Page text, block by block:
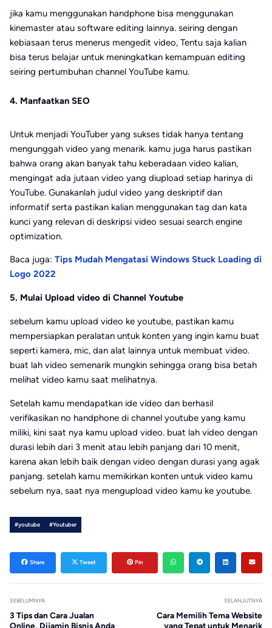
jika kamu menggunakan handphone bisa menggunakan
kinemaster atau software editing lainnya. seiring dengan
kebiasaan terus menerus mengedit video, Tentu saja kalian
bisa terus belajar untuk meningkatkan kemampuan editing
seiring pertumbuhan channel YouTube kamu.
4. Manfaatkan SEO
Untuk menjadi YouTuber yang sukses tidak hanya tentang
mengunggah video yang menarik. kamu juga harus pastikan
bahwa orang akan banyak tahu keberadaan video kalian,
mengingat ada jutaan video yang diupload setiap harinya di
YouTube. Gunakanlah judul video yang deskriptif dan
informatif serta pastikan kalian menggunakan tag dan kata
kunci yang relevan di deskripsi video sesuai search engine
optimization.
Baca juga: Tips Mudah Mengatasi Windows Stuck Loading di
Logo 2022
5. Mulai Upload video di Channel Youtube
sebelum kamu upload video ke youtube, pastikan kamu
mempersiapkan peralatan untuk konten yang ingin kamu buat
seperti kamera, mic, dan alat lainnya untuk membuat video.
buat lah video semenarik mungkin sehingga orang bisa betah
melihat video kamu saat melihatnya.
Setelah kamu mendapatkan ide video dan berhasil
verifikasikan no handphone di channel youtube yang kamu
miliki, kini saat nya kamu upload video. buat lah video dengan
durasi lebih dari 3 menit atau lebih panjang dari 10 menit,
karena akan lebih baik dengan video dengan durasi yang agak
panjang. setelah kamu memikirkan konten untuk video kamu
sebelum nya, saat nya mengupload video kamu ke youtube.
#youtube #Youtuber
Share Tweet Pin
SEBELUMNYA
3 Tips dan Cara Jualan
Online, Dijamin Bisnis Anda
SELANJUTNYA
Cara Memilih Tema Website
yang Tepat untuk Menarik